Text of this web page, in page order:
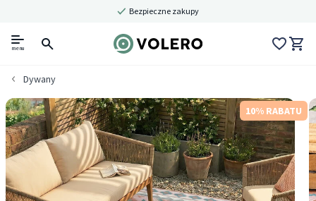
Bezpieczne zakupy
menu
Dywany
10% RABATU